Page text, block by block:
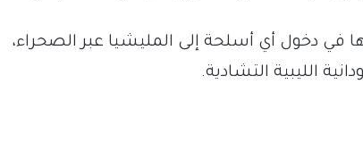
في دخول أي أسلحة إلى المليشيا عبر الصحراء،
الليبية التشادية.